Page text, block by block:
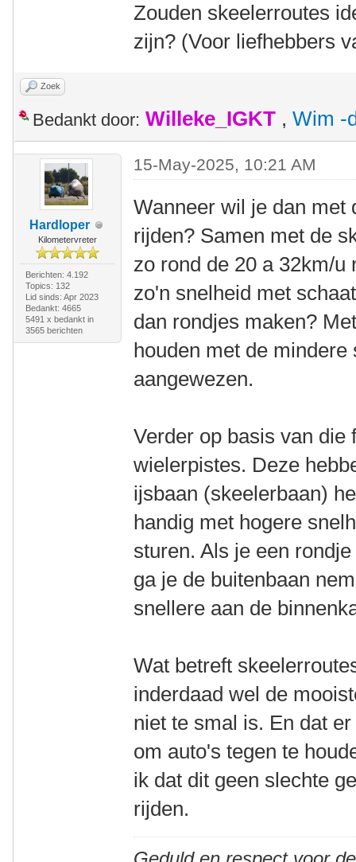
Zouden skeelerroutes
zijn? (Voor liefhebbers
Zoek
Bedankt door: Willeke_IGKT , Wim -
Hardloper
Kilometervreter
Berichten: 4.192
Topics: 132
Lid sinds: Apr 2023
Bedankt: 4665
5491 x bedankt in
3565 berichten
15-May-2025, 10:21 AM
Wanneer wil je dan met
rijden? Samen met de
zo rond de 20 a 32km/
zo'n snelheid met
dan rondjes maken?
houden met de
aangewezen.
Verder op basis van
wielerpistes. Deze
ijsbaan (skeelerbaan)
handig met hogere
sturen. Als je een
ga je de buitenbaan
snellere aan de
Wat betreft
inderdaad wel de
niet te smal is. En dat
om auto's tegen te
ik dat dit geen slechte
rijden.